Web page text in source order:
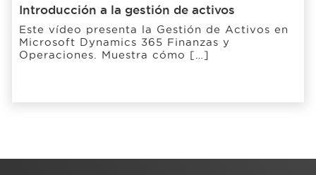
Introducción a la gestión de activos
Este vídeo presenta la Gestión de Activos en
Microsoft Dynamics 365 Finanzas y
Operaciones. Muestra cómo […]